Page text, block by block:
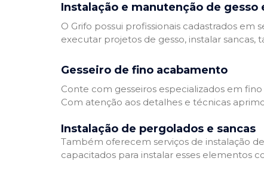
Instalação e manutenção de gesso
O Grifo possui profissionais cadastrados em
executar projetos de gesso, instalar
Gesseiro de fino acabamento
Conte com gesseiros especializados em
Com atenção aos detalhes e técnicas
Instalação de pergolados e sancas
Também oferecem serviços de instalação
capacitados para instalar esses elementos